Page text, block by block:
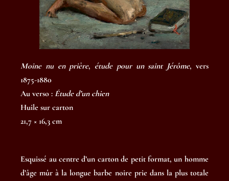
Moine nu en prière, étude pour un saint Jérôme, vers
1875-1880
Au verso : Étude d’un chien
Huile sur carton
21,7 × 16,3 cm
Esquissé au centre d’un carton de petit format, un homme
d’âge mûr à la longue barbe noire prie dans la plus totale